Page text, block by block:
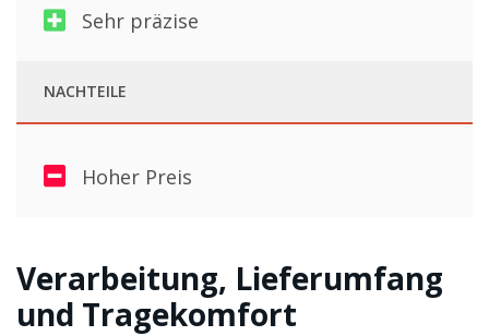
Sehr präzise
NACHTEILE
Hoher Preis
Verarbeitung, Lieferumfang
und Tragekomfort